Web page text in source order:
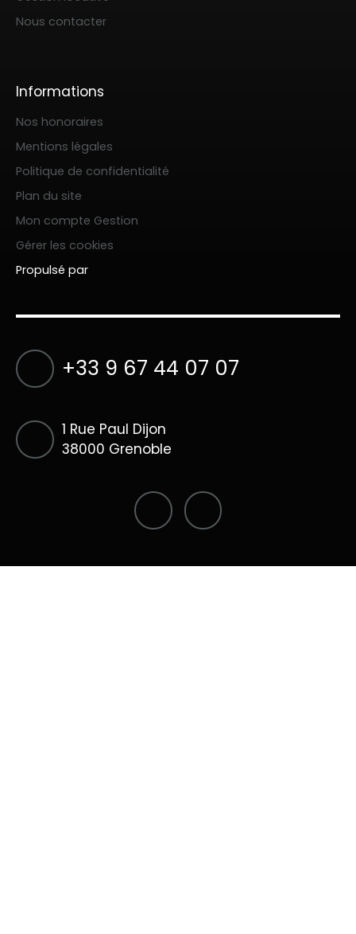
Nous contacter
Informations
Nos honoraires
Mentions légales
Politique de confidentialité
Plan du site
Mon compte Gestion
Gérer les cookies
Propulsé par
+33 9 67 44 07 07
1 Rue Paul Dijon
38000 Grenoble